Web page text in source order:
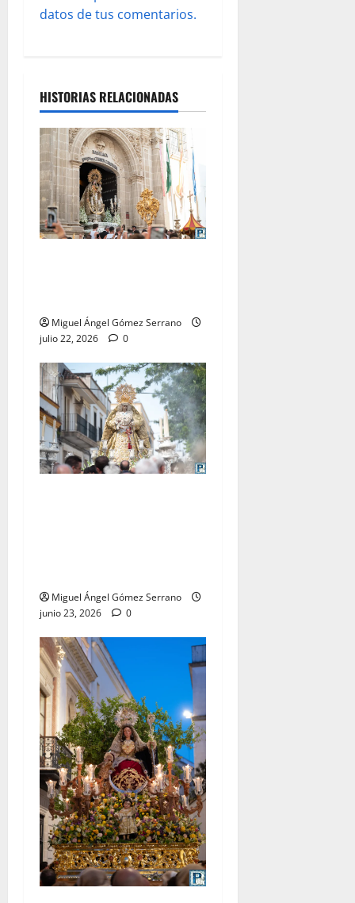
a
datos de tus comentarios.
HISTORIAS RELACIONADAS
Miguel Ángel Gómez Serrano
julio 22, 2026
0
Miguel Ángel Gómez Serrano
junio 23, 2026
0